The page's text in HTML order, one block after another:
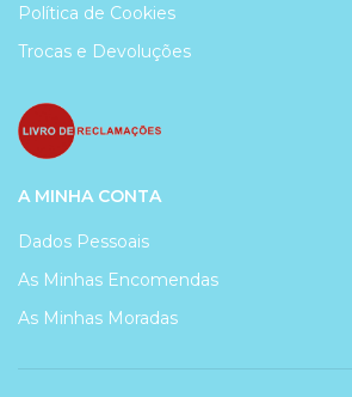
Política de Cookies
Trocas e Devoluções
A MINHA CONTA
Dados Pessoais
As Minhas Encomendas
As Minhas Moradas